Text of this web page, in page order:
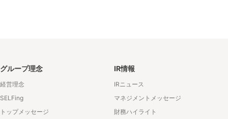
グループ理念
経営理念
SELFing
トップメッセージ
IR情報
IRニュース
マネジメントメッセージ
財務ハイライト